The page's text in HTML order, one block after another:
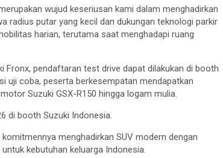
wujud keseriusan kami dalam menghadirkan
radius putar yang kecil dan dukungan teknologi parkir
harian, terutama saat menghadapi ruang
Fronx, pendaftaran test drive dapat dilakukan di booth
uji coba, peserta berkesempatan mendapatkan
Suzuki GSX-R150 hingga logam mulia.
di booth Suzuki Indonesia.
menghadirkan SUV modern dengan
kebutuhan keluarga Indonesia.